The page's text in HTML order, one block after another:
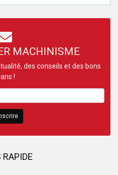
RAPIDE
MACHINISME
des conseils et des bons
!